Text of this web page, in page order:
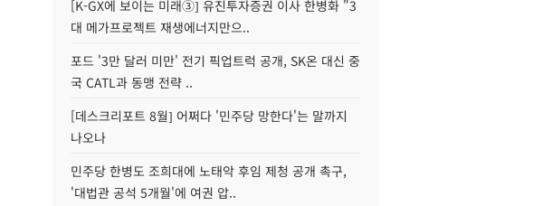
[K-GX에 보이는 미래③] 유진투자증권 이사 한병화 "3
대 메가프로젝트 재생에너지만으..
포드 '3만 달러 미만' 전기 픽업트럭 공개, SK온 대신 중
국 CATL과 동맹 전략 ..
[데스크리포트 8월] 어쩌다 '민주당 망한다'는 말까지
나오나
민주당 한병도 조희대에 노태악 후임 제청 공개 촉구,
'대법관 공석 5개월'에 여권 압..